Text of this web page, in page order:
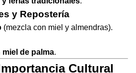
y Repostería
(mezcla con miel y almendras).
de palma.
Cultural